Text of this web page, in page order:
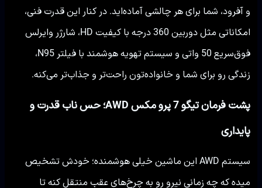
و آفرود، شما برای هر چالشی آماده‌اید. در کنار این قدرت فنی،
امکاناتی مثل دوربین 360 درجه با کیفیت HD، شارژر وایرلس
فوق‌سریع 50 واتی و سیستم تهویه هوشمند با فیلتر N95،
زندگی رو برای شما و خانواده‌تون راحت‌تر و جذاب‌تر می‌کنه.
پشت فرمان تیگو 7 پرو مکس AWD؛ حس ناب قدرت و
پایداری
سیستم AWD این ماشین خیلی هوشمنده؛ خودش تشخیص
میده که چه زمانی نیرو رو به چرخ‌های عقب منتقل کنه تا